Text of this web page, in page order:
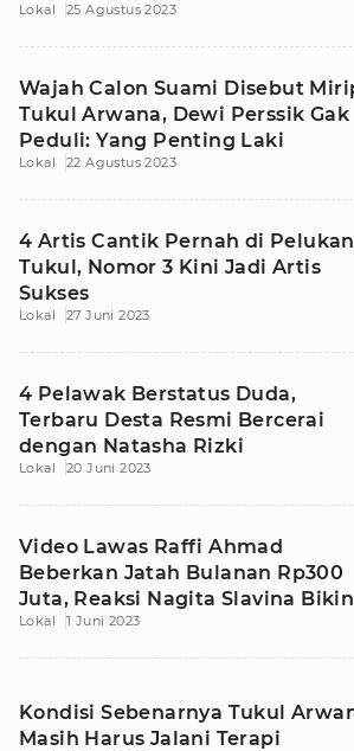
Lokal 25 Agustus 2023
Wajah Calon Suami Disebut
Tukul Arwana, Dewi Perssik Gak
Peduli: Yang Penting Laki
Lokal 22 Agustus 2023
4 Artis Cantik Pernah di Pelukan
Tukul, Nomor 3 Kini Jadi Artis
Sukses
Lokal 27 Juni 2023
4 Pelawak Berstatus Duda,
Terbaru Desta Resmi Bercerai
dengan Natasha Rizki
Lokal 20 Juni 2023
Video Lawas Raffi Ahmad
Beberkan Jatah Bulanan Rp300
Juta, Reaksi Nagita Slavina Bikin
Syok
Lokal 1 Juni 2023
Kondisi Sebenarnya Tukul
Masih Harus Jalani Terapi